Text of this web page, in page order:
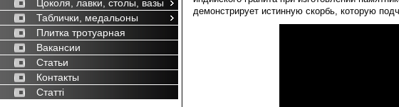
демонстрирует истинную скорбь, которую
Цоколя, лавки, столы, вазы
Таблички, медальоны
Плитка тротуарная
Вакансии
Статьи
Контакты
Статті